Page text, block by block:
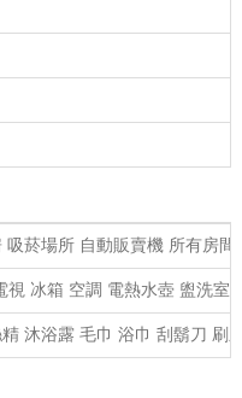
吸菸場所 自動販賣機 所有房
視 冰箱 空調 電熱水壺 盥洗室
沐浴露 毛巾 浴巾 刮鬍刀 刷